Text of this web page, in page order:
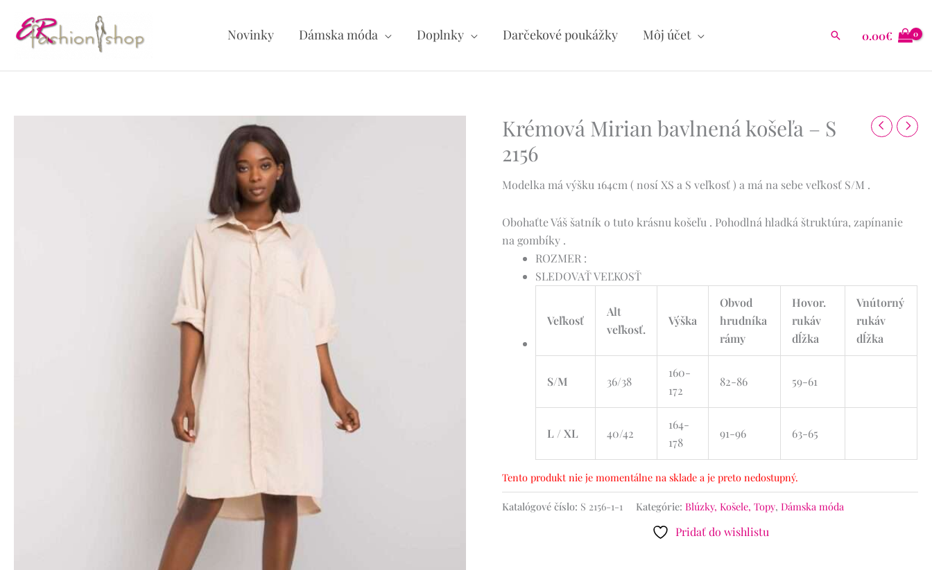
obsah
Novinky Dámska móda Doplnky Darčekové poukážky Môj účet Hľadať0.00€
Krémová Mirian bavlnená košeľa – S
2156
Modelka má výšku 164cm ( nosí XS a S veľkosť ) a má na sebe veľkosť S/M .
Obohaťte Váš šatník o tuto krásnu košeľu . Pohodlná hladká štruktúra, zapínanie
na gombíky .
ROZMER :
SLEDOVAŤ VEĽKOSŤ
Veľkosť
Alt
veľkosť.
Výška
Obvod
hrudníka
rámy
Hovor.
rukáv
dĺžka
Vnútorný
rukáv
dĺžka
S/M 36/38
160-
172
82-86 59-61
L / XL 40/42
164-
178
91-96 63-65
Tento produkt nie je momentálne na sklade a je preto nedostupný.
Katalógové číslo: S 2156-1-1 Kategórie: Blúzky, Košele, Topy, Dámska móda
Pridať do wishlistu